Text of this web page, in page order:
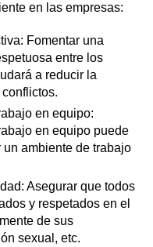
en las empresas:
Fomentar una
entre los
a reducir la
en equipo:
en equipo puede
ambiente de trabajo
Asegurar que todos
y respetados en el
de sus
sexual, etc.